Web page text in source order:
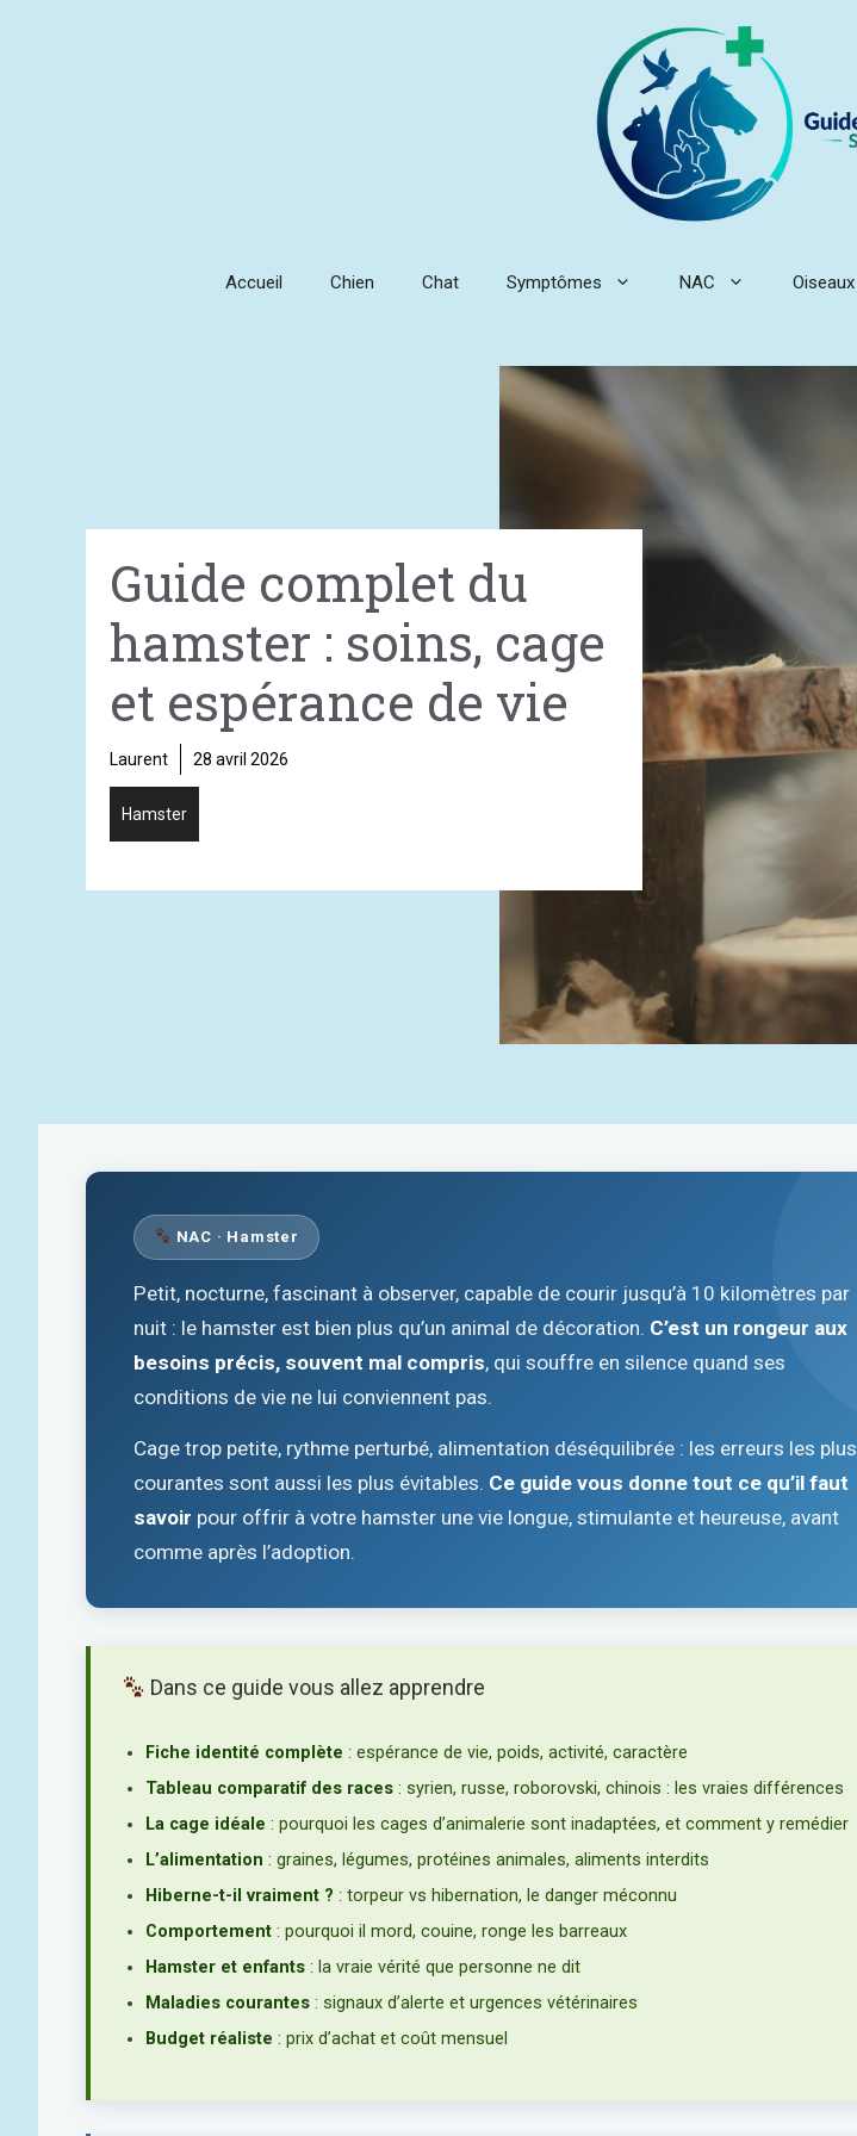
Accueil Chien Chat Symptômes NAC Oiseaux
Guide complet du
hamster : soins, cage
et espérance de vie
Laurent 28 avril 2026
Hamster
NAC · Hamster
Petit, nocturne, fascinant à observer, capable de courir jusqu’à 10 kilomètres par
nuit : le hamster est bien plus qu’un animal de décoration. C’est un rongeur aux
besoins précis, souvent mal compris, qui souffre en silence quand ses
conditions de vie ne lui conviennent pas.
Cage trop petite, rythme perturbé, alimentation déséquilibrée : les erreurs les plus
courantes sont aussi les plus évitables. Ce guide vous donne tout ce qu’il faut
savoir pour offrir à votre hamster une vie longue, stimulante et heureuse, avant
comme après l’adoption.
Dans ce guide vous allez apprendre
Fiche identité complète : espérance de vie, poids, activité, caractère
Tableau comparatif des races : syrien, russe, roborovski, chinois : les vraies différences
La cage idéale : pourquoi les cages d’animalerie sont inadaptées, et comment y remédier
L’alimentation : graines, légumes, protéines animales, aliments interdits
Hiberne-t-il vraiment ? : torpeur vs hibernation, le danger méconnu
Comportement : pourquoi il mord, couine, ronge les barreaux
Hamster et enfants : la vraie vérité que personne ne dit
Maladies courantes : signaux d’alerte et urgences vétérinaires
Budget réaliste : prix d’achat et coût mensuel